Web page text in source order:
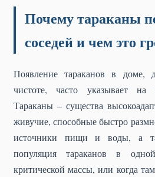
Почему тараканы
соседей и чем это
Появление тараканов в доме,
чистоте, часто указывает
Тараканы – существа
живучие, способные быстро
источники пищи и воды, а
популяция тараканов в
критической массы, или когда